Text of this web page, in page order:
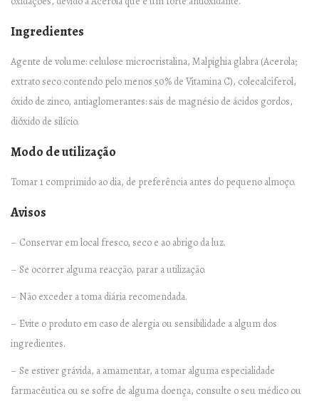
Ingredientes
Agente de volume: celulose microcristalina, Malpighia glabra (Acerola;
extrato seco contendo pelo menos 50% de Vitamina C), colecalciferol,
óxido de zinco, antiaglomerantes: sais de magnésio de ácidos gordos,
dióxido de silício.
Modo de utilização
Tomar 1 comprimido ao dia, de preferência antes do pequeno almoço.
Avisos
– Conservar em local fresco, seco e ao abrigo da luz.
– Se ocorrer alguma reacção, parar a utilização.
– Não exceder a toma diária recomendada.
– Evite o produto em caso de alergia ou sensibilidade a algum dos
ingredientes.
– Se estiver grávida, a amamentar, a tomar alguma especialidade
farmacêutica ou se sofre de alguma doença, consulte o seu médico ou